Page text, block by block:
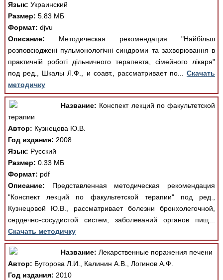
Язык: Украинский
Размер: 5.83 МБ
Формат: djvu
Описание: Методическая рекомендация "Найбільш
розповсюджені пульмонологічні синдроми та захворювання в
практичній роботі дільничного терапевта, сімейного лікаря"
под ред., Шкалы Л.Ф., и соавт., рассматривает по...Скачать
методичку
Название: Конспект лекций по факультетской
терапии
Автор: Кузнецова Ю.В.
Год издания: 2008
Язык: Русский
Размер: 0.33 МБ
Формат: pdf
Описание: Представленная методическая рекомендация
"Конспект лекций по факультетской терапии" под ред.,
Кузнецовой Ю.В., рассматривает болезни бронхолегочной,
сердечно-сосудистой систем, заболеваний органов пищ...
Скачать методичку
Название: Лекарственные поражения печени
Автор: Буторова Л.И., Калинин А.В., Логинов А.Ф.
Год издания: 2010